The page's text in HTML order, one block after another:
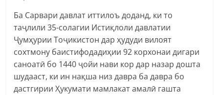
Ба Сарвари давлат иттилоъ доданд, ки то
таҷлили 35-солагии Истиқлоли давлатии
Ҷумҳурии Тоҷикистон дар ҳудуди вилоят
сохтмону баистифодадиҳии 92 корхонаи дигари
саноатӣ бо 1440 ҷойи нави кор дар назар дошта
шудааст, ки ин нақша низ давра ба давра бо
дастгирии Ҳукумати мамлакат амалӣ гашта